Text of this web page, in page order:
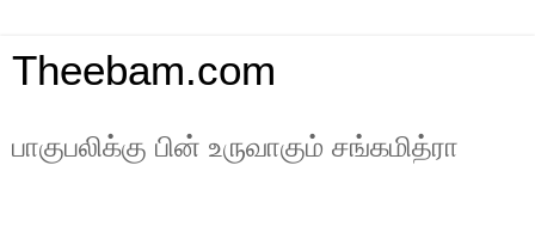
Theebam.com
பாகுபலிக்கு பின் உருவாகும் சங்கமித்ரா